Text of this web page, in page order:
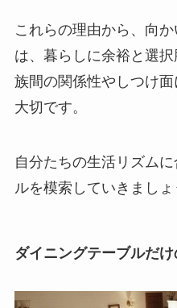
これらの理由から、向
は、暮らしに余裕と選
族間の関係性やしつけ
大切です。
自分たちの生活リズム
ルを模索していきましょ
ダイニングテーブルだ